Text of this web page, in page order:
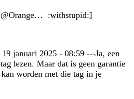
@Orange… :withstupid:]
januari 2025 - 08:59 ---Ja, een
lezen. Maar dat is geen garantie
worden met die tag in je